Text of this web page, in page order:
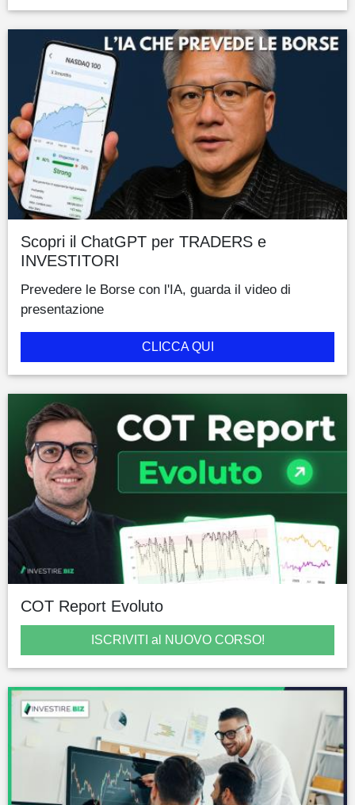
Scopri il ChatGPT per TRADERS e
INVESTITORI
Prevedere le Borse con l'IA, guarda il video di
presentazione
CLICCA QUI
COT Report Evoluto
ISCRIVITI al NUOVO CORSO!